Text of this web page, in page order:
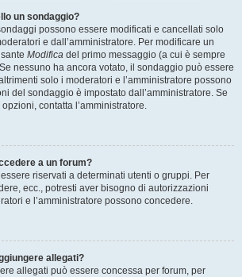
un sondaggio?
possono essere modificati e cancellati solo
e dall’amministratore. Per modificare un
Modifica del primo messaggio (a cui è sempre
nessuno ha ancora votato, il sondaggio può essere
solo i moderatori e l’amministratore possono
del sondaggio è impostato dall’amministratore. Se
contatta l’amministratore.
a un forum?
riservati a determinati utenti o gruppi. Per
ecc., potresti aver bisogno di autorizzazioni
e l’amministratore possono concedere.
allegati?
allegati può essere concessa per forum, per